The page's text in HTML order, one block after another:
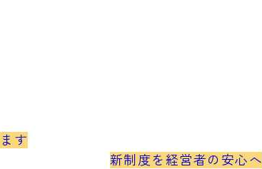
す
新制度を経営者の安心へ